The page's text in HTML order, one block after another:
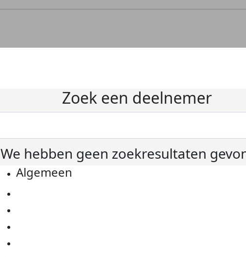
Zoek een deelnemer
We hebben geen zoekresultaten
Algemeen